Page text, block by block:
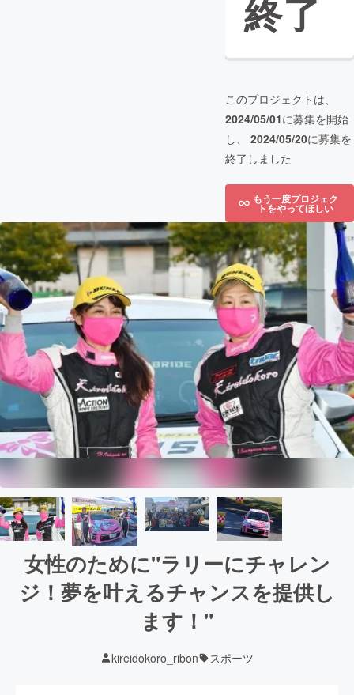
終了
このプロジェクトは、
2024/05/01に募集を開始
し、 2024/05/20に募集を
終了しました
もう一度プロジェク
トをやってほしい
女性のために"ラリーにチャレン
ジ！夢を叶えるチャンスを提供し
ます！"
kireidokoro_ribon スポーツ